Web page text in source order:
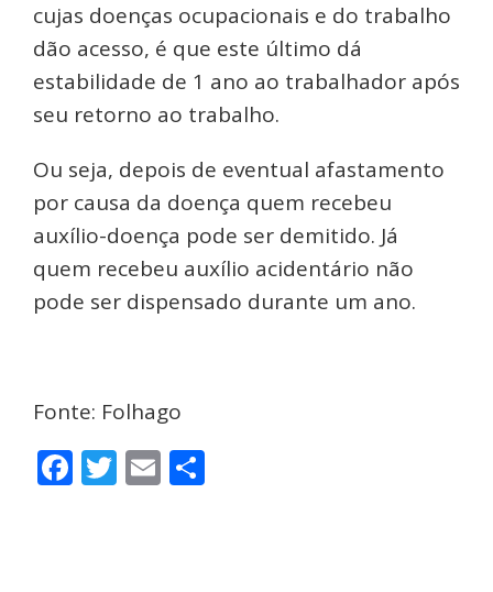
cujas doenças ocupacionais e do trabalho
dão acesso, é que este último dá
estabilidade de 1 ano ao trabalhador após
seu retorno ao trabalho.
Ou seja, depois de eventual afastamento
por causa da doença quem recebeu
auxílio-doença pode ser demitido. Já
quem recebeu auxílio acidentário não
pode ser dispensado durante um ano.
Fonte: Folhago
Facebook
Twitter
Email